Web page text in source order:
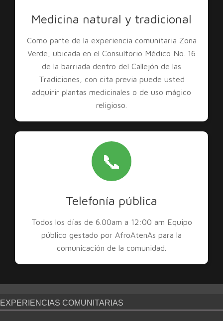
Medicina natural y tradicional
Como parte de la experiencia comunitaria Zona
Verde, ubicada en el Consultorio Médico No. 16
de la barriada dentro del Callejón de las
Tradiciones, con cita previa puede usted
adquirir plantas medicinales o de uso mágico
religioso.
📞
Telefonía pública
Todos los días de 6.00am a 12:00 am Equipo
público gestado por AfroAtenAs para la
comunicación de la comunidad.
EXPERIENCIAS COMUNITARIAS